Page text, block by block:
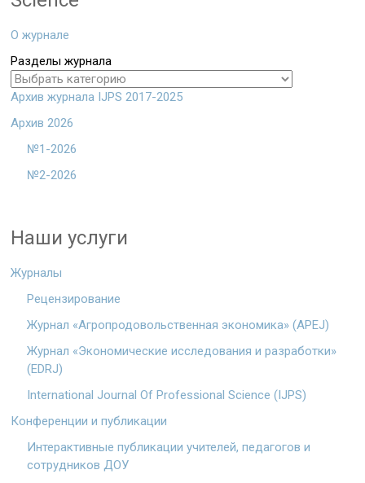
О журнале
Разделы журнала
Архив журнала IJPS 2017-2025
Архив 2026
№1-2026
№2-2026
Наши услуги
Журналы
Рецензирование
Журнал «Агропродовольственная экономика» (APEJ)
Журнал «Экономические исследования и разработки»
(EDRJ)
International Journal Of Professional Science (IJPS)
Конференции и публикации
Интерактивные публикации учителей, педагогов и
сотрудников ДОУ